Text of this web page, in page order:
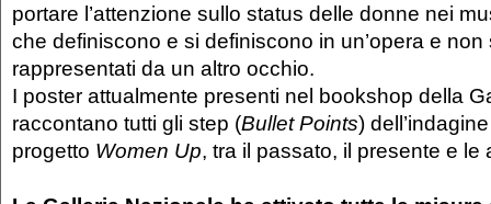
portare l’attenzione sullo status delle donne nei
che definiscono e si definiscono in un’opera e
rappresentati da un altro occhio.
I poster attualmente presenti nel bookshop della
raccontano tutti gli step (Bullet Points)
progetto Women Up, tra il passato, il presente e le